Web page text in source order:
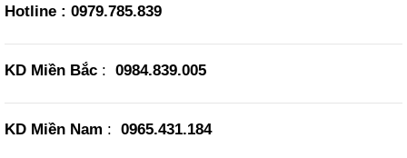
Hotline : 0979.785.839
KD Miền Bắc : 0984.839.005
KD Miền Nam : 0965.431.184